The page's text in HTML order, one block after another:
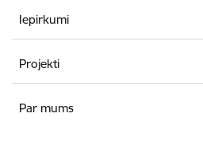
Iepirkumi
Projekti
Par mums